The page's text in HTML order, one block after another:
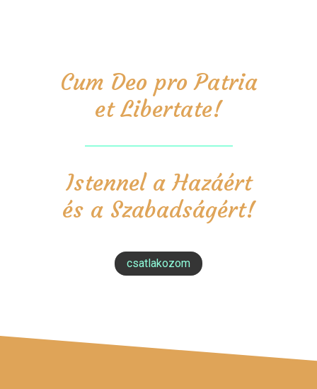
Cum Deo pro Patria
et Libertate!
Istennel a Hazáért
és a Szabadságért!
csatlakozom